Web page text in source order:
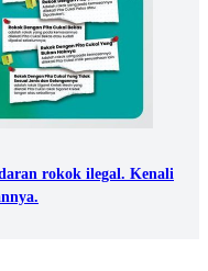
rokok ilegal. Kenali